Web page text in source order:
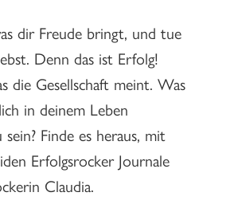
dir Freude bringt, und tue
Denn das ist Erfolg!
die Gesellschaft meint. Was
in deinem Leben
Finde es heraus, mit
Erfolgsrocker Journale
Claudia.